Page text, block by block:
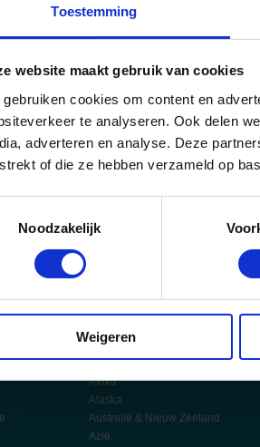
Toestemming
website maakt gebruik van cookies
gebruiken cookies om content en
te analyseren. Ook delen
adverteren en analyse. Deze
of die ze hebben verzameld op
Noodzakelijk
Weigeren
Princess Cruises
Regent Seven Seas Cruises
Royal Caribbean
SeaDream Yacht Club
Silversea Cruises
Star Clippers
Virgin Voyages
deals ontvangen?
een
Bestemmingen
Afrika
Alaska
Australië & Nieuw Zeeland
Azië